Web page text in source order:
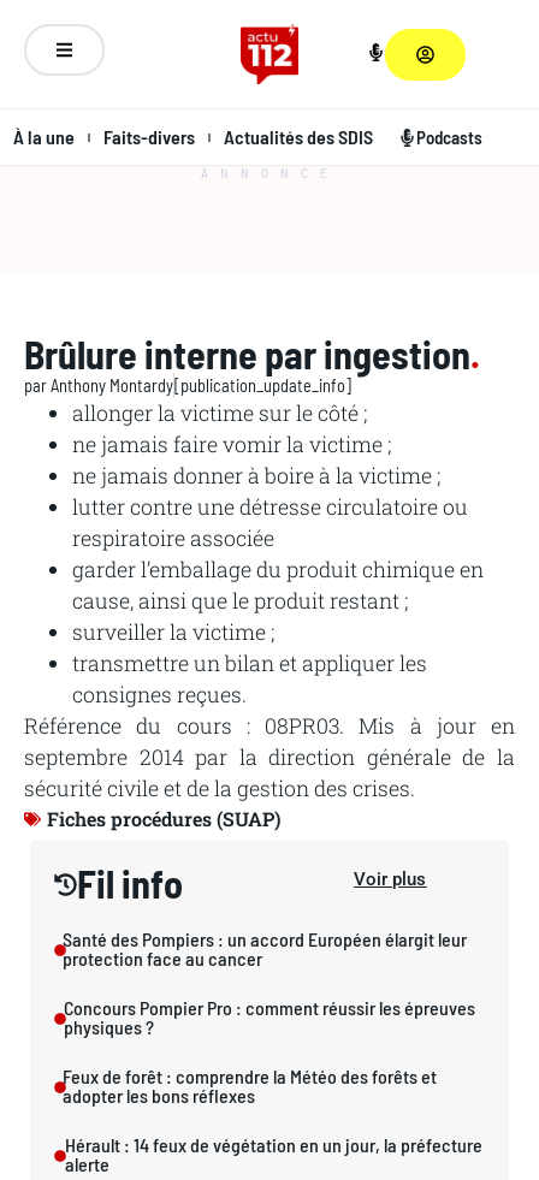
À la une Faits-divers Actualités des SDIS Podcasts
ANNONCE
Brûlure interne par ingestion.
parAnthony Montardy[publication_update_info]
allonger la victime sur le côté ;
ne jamais faire vomir la victime ;
ne jamais donner à boire à la victime ;
lutter contre une détresse circulatoire ou
respiratoire associée
garder l’emballage du produit chimique en
cause, ainsi que le produit restant ;
surveiller la victime ;
transmettre un bilan et appliquer les
consignes reçues.
Référence du cours : 08PR03. Mis à jour en
septembre 2014 par la direction générale de la
sécurité civile et de la gestion des crises.
Fiches procédures (SUAP)
Fil info Voir plus
Santé des Pompiers : un accord Européen élargit leur
protection face au cancer
Concours Pompier Pro : comment réussir les épreuves
physiques ?
Feux de forêt : comprendre la Météo des forêts et
adopter les bons réflexes
Hérault : 14 feux de végétation en un jour, la préfecture
alerte